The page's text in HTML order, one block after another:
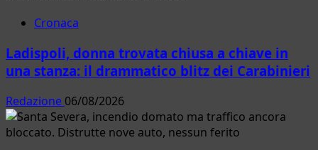
Cronaca
Ladispoli, donna trovata chiusa a chiave in
una stanza: il drammatico blitz dei Carabinieri
Redazione 06/08/2026